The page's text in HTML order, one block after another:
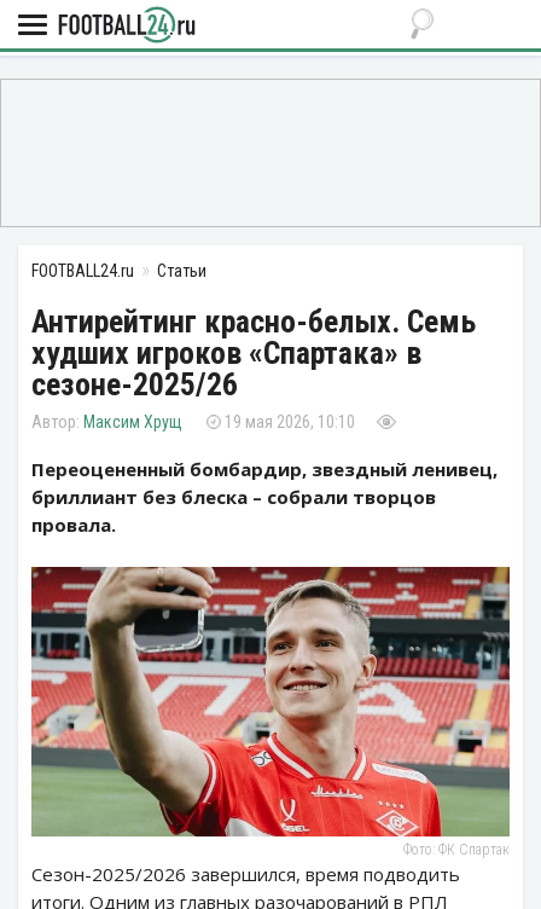
FOOTBALL24.ru Статьи
Антирейтинг красно-белых. Семь
худших игроков «Спартака» в
сезоне-2025/26
Максим Хрущ 19 мая 2026, 10:10
Переоцененный бомбардир, звездный ленивец,
бриллиант без блеска – собрали творцов
провала.
Фото: ФК Спартак
Сезон-2025/2026 завершился, время подводить
итоги. Одним из главных разочарований в РПЛ